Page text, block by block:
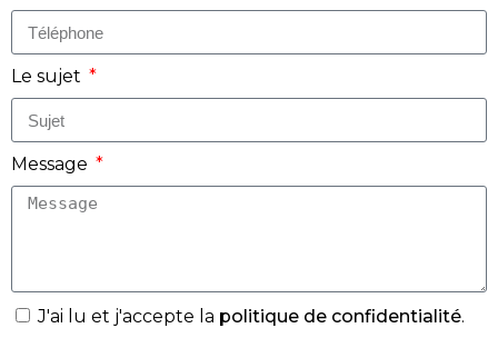
Le sujet
Message
J'ai lu et j'accepte la politique de confidentialité.